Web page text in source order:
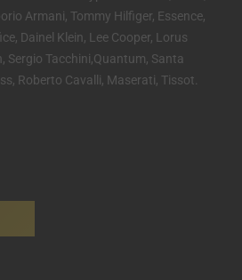
Armani, Tommy Hilfiger, Essence,
Dainel Klein, Lee Cooper, Lorus
Sergio Tacchini,Quantum, Santa
Roberto Cavalli, Maserati, Tissot.